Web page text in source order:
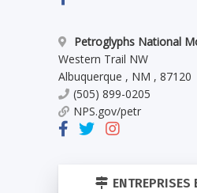
Petroglyphs National
Western Trail NW
Albuquerque , NM , 87120
(505) 899-0205
NPS.gov/petr
ENTREPRISES